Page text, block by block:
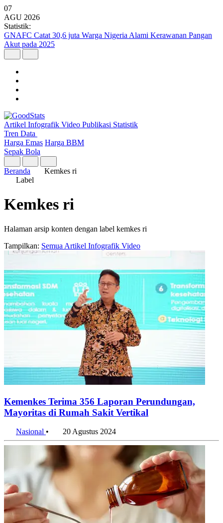
07
AGU 2026
Statistik:
GNAFC Catat 30,6 juta Warga Nigeria Alami Kerawanan Pangan
Akut pada 2025
Artikel Infografik Video Publikasi Statistik
Tren Data
Harga Emas Harga BBM
Sepak Bola
Beranda
Kemkes ri
Label
Kemkes ri
Halaman arsip konten dengan label kemkes ri
Tampilkan: Semua Artikel Infografik Video
Kemenkes Terima 356 Laporan Perundungan,
Mayoritas di Rumah Sakit Vertikal
Nasional • 20 Agustus 2024